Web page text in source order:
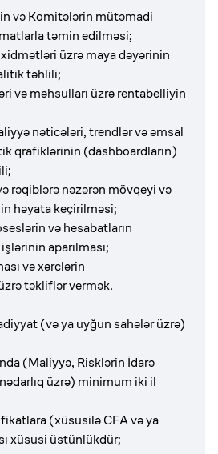
və Komitələrin mütəmadi
təmin edilməsi;
üzrə maya dəyərinin
təhlili;
və məhsulları üzrə rentabelliyin
nəticələri, trendlər və əmsal
qrafiklərinin (dashboardların)
rəqiblərə nəzərən mövqeyi və
həyata keçirilməsi;
və hesabatların
aparılması;
və xərclərin
təkliflər vermək.
(və ya uyğun sahələr üzrə)
(Maliyyə, Risklərin İdarə
üzrə) minimum iki il
(xüsusilə CFA və ya
xüsusi üstünlükdür;